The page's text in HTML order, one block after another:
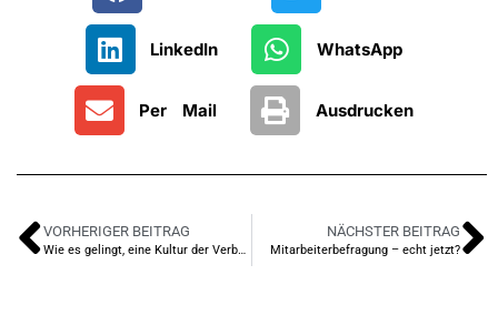
LinkedIn WhatsApp
Per Mail Ausdrucken
VORHERIGER BEITRAG
Wie es gelingt, eine Kultur der Verbundenheit zu etablieren (und welche Rolle Verbindlichkeit dabei spielt)
NÄCHSTER BEITRAG
Mitarbeiterbefragung – echt jetzt?